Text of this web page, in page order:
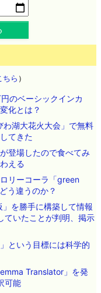
ちら ）
のベーシックインカ
化とは？
湖大花火大会」で無料
てきた
登場したので食べてみ
える
リーコーラ「green
う違うのか？
を勝手に構築して情報
いたことが判明、掲示
という目標には科学的
Translator」を発
可能